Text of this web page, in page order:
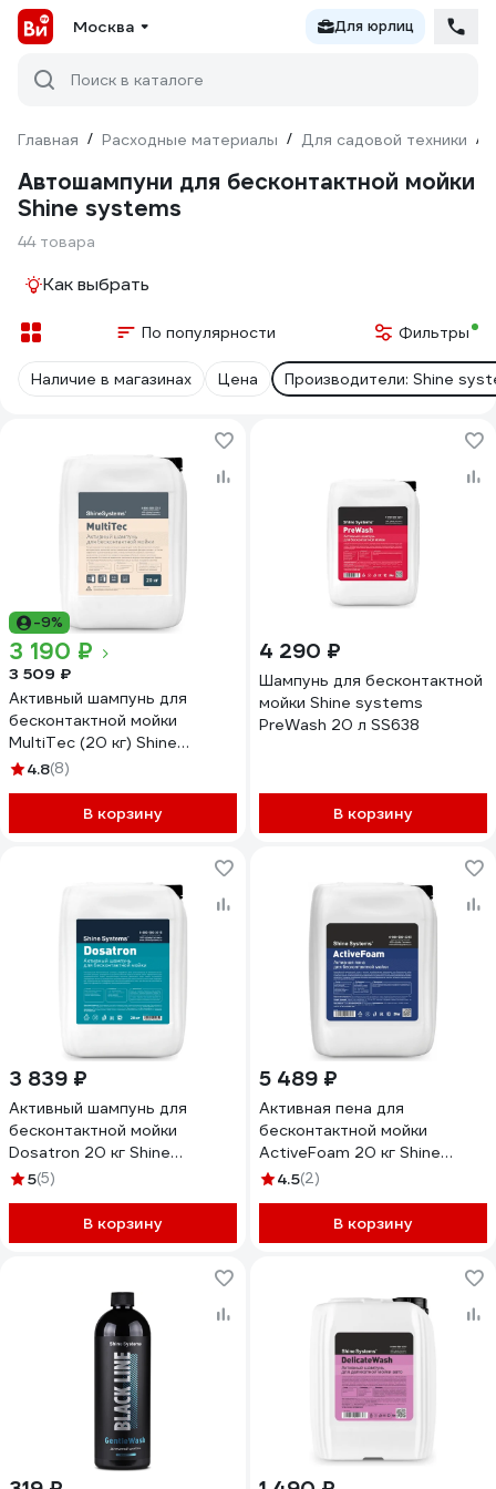
Москва Для юрлиц
Поиск в каталоге
Главная / Расходные материалы / Для садовой техники /
Автошампуни для бесконтактной мойки
Shine systems
44 товара
Как выбрать
По популярности Фильтры
Наличие в магазинах Цена Производители: Shine
-9%
3 190 ₽
3 509 ₽
Активный шампунь для
бесконтактной мойки
MultiTec (20 кг) Shine
Systems SS927
4.8(8)
В корзину
4 290 ₽
Шампунь для бесконтактной
мойки Shine systems
PreWash 20 л SS638
В корзину
3 839 ₽
Активный шампунь для
бесконтактной мойки
Dosatron 20 кг Shine
systems SS779
5(5)
В корзину
5 489 ₽
Активная пена для
бесконтактной мойки
ActiveFoam 20 кг Shine
systems SS640
4.5(2)
В корзину